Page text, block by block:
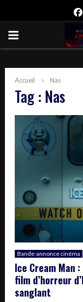
PRIMARY
Accueil Nas
Tag : Nas
Bande-annonce cinéma
Ice Cream Man
film d’horreur
sanglant